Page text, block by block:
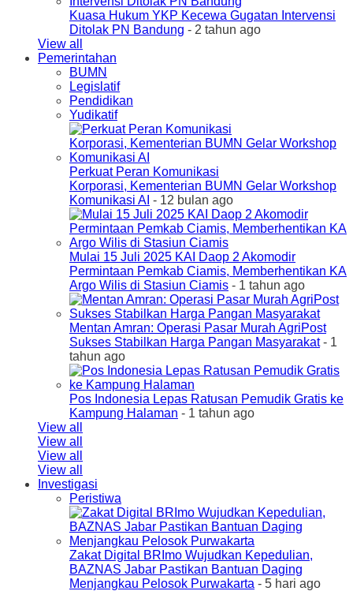
Kuasa Hukum YKP Kecewa Gugatan Intervensi
Ditolak PN Bandung - 2 tahun ago
View all
Pemerintahan
BUMN
Legislatif
Pendidikan
Yudikatif
Perkuat Peran Komunikasi
Korporasi, Kementerian BUMN Gelar Workshop
Komunikasi AI - 12 bulan ago
Mulai 15 Juli 2025 KAI Daop 2 Akomodir
Permintaan Pemkab Ciamis, Memberhentikan KA
Argo Wilis di Stasiun Ciamis - 1 tahun ago
Mentan Amran: Operasi Pasar Murah AgriPost
Sukses Stabilkan Harga Pangan Masyarakat- 1
tahun ago
Pos Indonesia Lepas Ratusan Pemudik Gratis ke
Kampung Halaman - 1 tahun ago
View all
View all
View all
View all
Investigasi
Peristiwa
Zakat Digital BRImo Wujudkan Kepedulian,
BAZNAS Jabar Pastikan Bantuan Daging
Menjangkau Pelosok Purwakarta - 5 hari ago